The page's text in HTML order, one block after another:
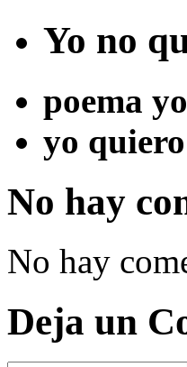
Yo no
poema
yo
No hay
No hay
Deja un